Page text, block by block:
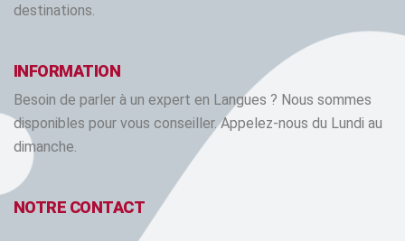
destinations.
INFORMATION
Besoin de parler à un expert en Langues ? Nous sommes
disponibles pour vous conseiller. Appelez-nous du Lundi au
dimanche.
NOTRE CONTACT